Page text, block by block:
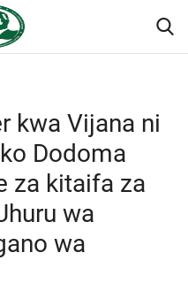
kwa Vijana ni
Dodoma
za kitaifa za
wa
wa